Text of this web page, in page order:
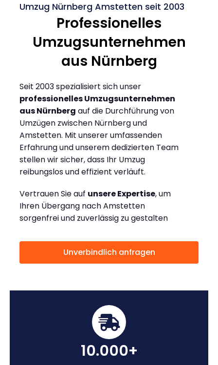
Umzug Nürnberg Amstetten seit 2003
Professionelles
Umzugsunternehmen
aus Nürnberg
Seit 2003 spezialisiert sich unser
professionelles Umzugsunternehmen
aus Nürnberg auf die Durchführung von
Umzügen zwischen Nürnberg und
Amstetten. Mit unserer umfassenden
Erfahrung und unserem dedizierten Team
stellen wir sicher, dass Ihr Umzug
reibungslos und effizient verläuft.
Vertrauen Sie auf unsere Expertise, um
Ihren Übergang nach Amstetten
sorgenfrei und zuverlässig zu gestalten
Unverbindlich anfragen
10.000+